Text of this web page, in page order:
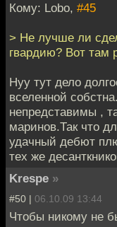
Кому: Lobo, #45
> Не лучше ли
гвардию? Вот там
Нуу тут дело
вселенной
непредставимы ,
маринов.Так что
удачный дебют
тех же
Krespe »
#50 | 06.10.09 13:44
Чтобы никому не